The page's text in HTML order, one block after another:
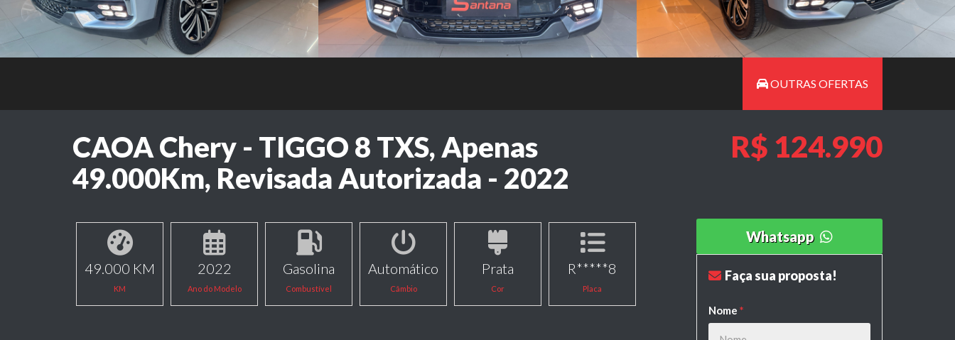
OUTRAS OFERTAS
CAOA Chery - TIGGO 8 TXS, Apenas
49.000Km, Revisada Autorizada - 2022
R$ 124.990
49.000 KM
KM
2022
Ano do Modelo
Gasolina
Combustível
Automático
Câmbio
Prata
Cor
R*****8
Placa
Whatsapp
Faça sua proposta!
Nome *